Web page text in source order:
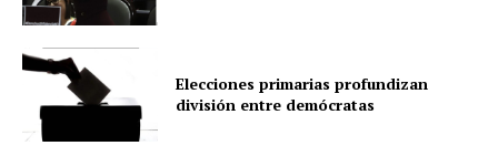
Elecciones primarias profundizan
división entre demócratas